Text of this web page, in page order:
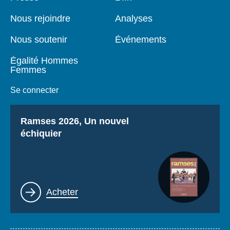
Nous rejoindre
Nous soutenir
Égalité Hommes
Femmes
Se connecter
Analyses
Événements
Titre
Ramses 2026, Un nouvel
échiquier
Lien
Acheter